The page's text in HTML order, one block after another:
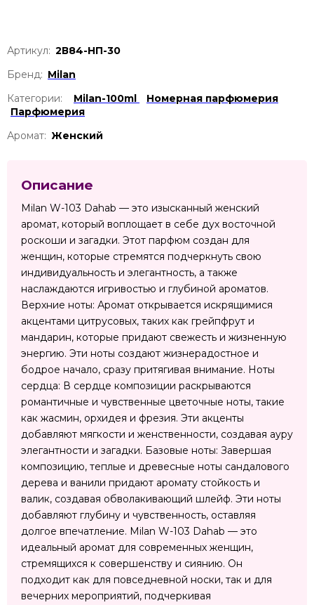
Артикул: 2В84-НП-30
Бренд: Milan
Категории:
Milan-100ml
Номерная парфюмерия
Парфюмерия
Аромат: Женский
Описание
Milan W-103 Dahab — это изысканный женский
аромат, который воплощает в себе дух восточной
роскоши и загадки. Этот парфюм создан для
женщин, которые стремятся подчеркнуть свою
индивидуальность и элегантность, а также
наслаждаются игривостью и глубиной ароматов.
Верхние ноты: Аромат открывается искрящимися
акцентами цитрусовых, таких как грейпфрут и
мандарин, которые придают свежесть и жизненную
энергию. Эти ноты создают жизнерадостное и
бодрое начало, сразу притягивая внимание. Ноты
сердца: В сердце композиции раскрываются
романтичные и чувственные цветочные ноты, такие
как жасмин, орхидея и фрезия. Эти акценты
добавляют мягкости и женственности, создавая ауру
элегантности и загадки. Базовые ноты: Завершая
композицию, теплые и древесные ноты сандалового
дерева и ванили придают аромату стойкость и
валик, создавая обволакивающий шлейф. Эти ноты
добавляют глубину и чувственность, оставляя
долгое впечатление. Milan W-103 Dahab — это
идеальный аромат для современных женщин,
стремящихся к совершенству и сиянию. Он
подходит как для повседневной носки, так и для
вечерних мероприятий, подчеркивая